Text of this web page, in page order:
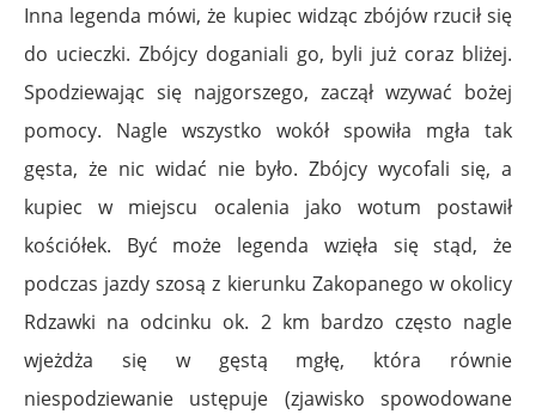
Inna legenda mówi, że kupiec widząc zbójów rzucił się
do ucieczki. Zbójcy doganiali go, byli już coraz bliżej.
Spodziewając się najgorszego, zaczął wzywać bożej
pomocy. Nagle wszystko wokół spowiła mgła tak
gęsta, że nic widać nie było. Zbójcy wycofali się, a
kupiec w miejscu ocalenia jako wotum postawił
kościółek. Być może legenda wzięła się stąd, że
podczas jazdy szosą z kierunku Zakopanego w okolicy
Rdzawki na odcinku ok. 2 km bardzo często nagle
wjeżdża się w gęstą mgłę, która równie
niespodziewanie ustępuje (zjawisko spowodowane